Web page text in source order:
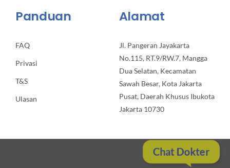
Chat Dokter
Panduan
FAQ
Privasi
T&S
Ulasan
Alamat
Jl. Pangeran Jayakarta
No.115, RT.9/RW.7, Mangga
Dua Selatan, Kecamatan
Sawah Besar, Kota Jakarta
Pusat, Daerah Khusus Ibukota
Jakarta 10730